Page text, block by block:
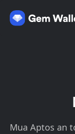
Mua Aptos an